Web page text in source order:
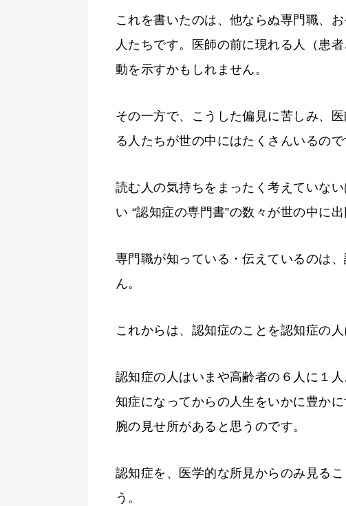
これを書いたのは、他ならぬ専門職、
人たちです。医師の前に現れる人（患
動を示すかもしれません。
その一方で、こうした偏見に苦しみ、
る人たちが世の中にはたくさんいるので
読む人の気持ちをまったく考えていな
い “認知症の専門書”の数々が世の中に
専門職が知っている・伝えているのは
ん。
これからは、認知症のことを認知症の
認知症の人はいまや高齢者の６人に１
知症になってからの人生をいかに豊か
腕の見せ所があると思うのです。
認知症を、医学的な所見からのみ見る
う。